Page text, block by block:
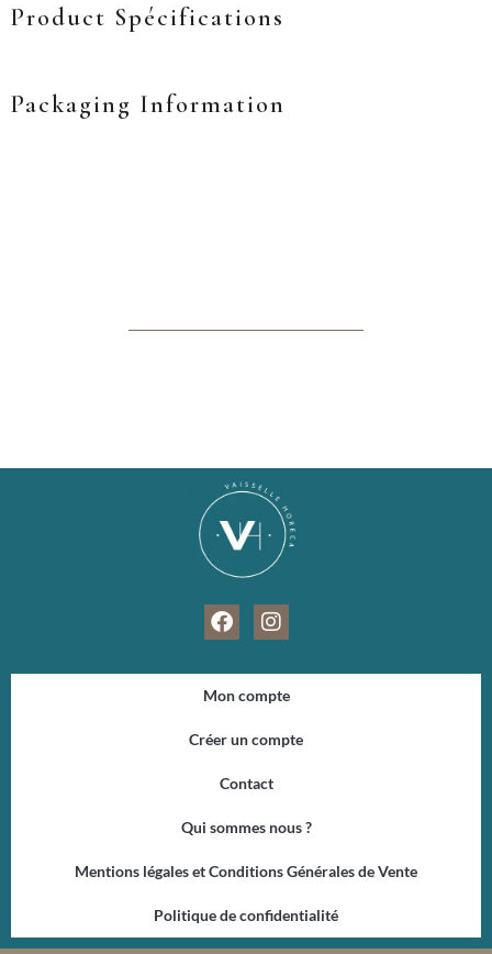
Product Spécifications
Packaging Information
F
a
e
b
o
I
n
t
a
r
m
Mon compte
Créer un compte
Contact
Qui sommes nous ?
Mentions légales et Conditions Générales de Vente
Politique de confidentialité